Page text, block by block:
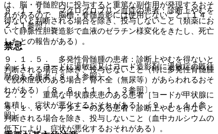
９．１．４． マクログロブリン血症の患者：診断上やむを
得ないと判断される場合を除き、投与しないこと（類薬にお
いて静脈性胆嚢造影で血液のゼラチン様変化をきたし、死亡
したとの報告がある）。
９．１．５． 多発性骨髄腫の患者：診断上やむを得ないと
判断される場合を除き、投与しないこと（特に多発性骨髄腫
で脱水症状のある場合、腎不全（無尿等）があらわれるおそ
れがある）〔８．６、１１．１．３参照〕。
９．１．６． テタニーのある患者：診断上やむを得ないと
判断される場合を除き、投与しないこと（血中カルシウムの
低下により、症状が悪化するおそれがある）。
は、脳・脊髄腔内に投与すると重篤な副作用が発現するおそ
れがあるので、脳槽・脊髄造影には使用しないこと〔１４．
２．１参照〕。
禁忌
２．１． ヨードに過敏症又はヨード造影剤に過敏症の既往
歴のある患者〔８．１参照〕。
２．２． 重篤な甲状腺疾患のある患者［ヨードが甲状腺に
集積し、症状が悪化するおそれがある］〔９．１．１４参
照〕。